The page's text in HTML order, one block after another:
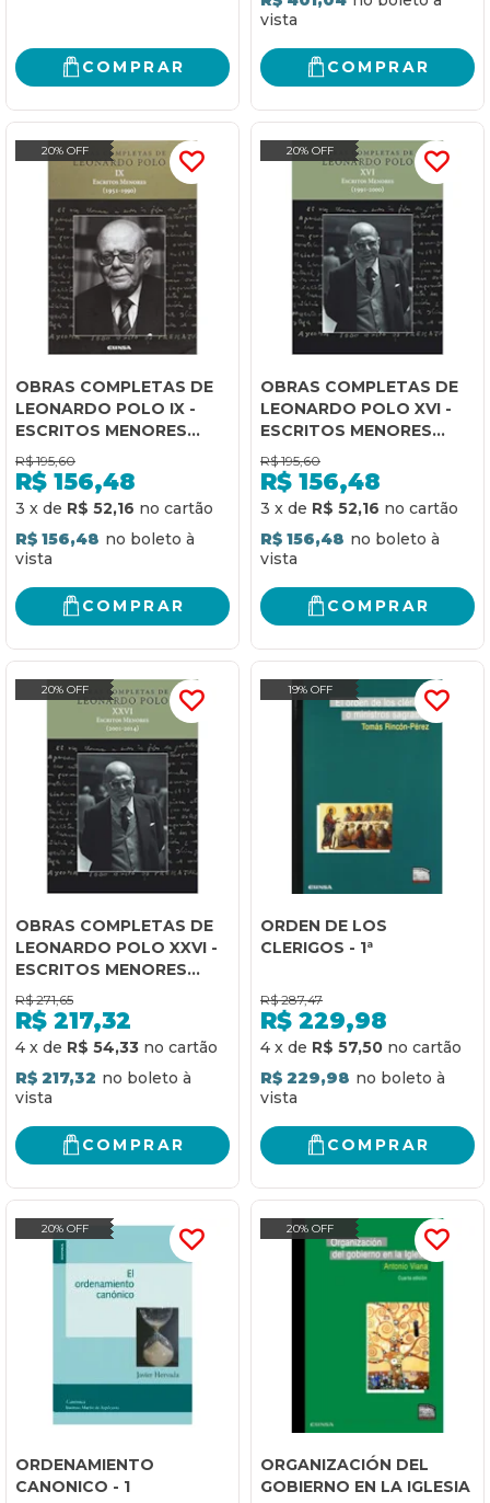
COMPRAR COMPRAR
20% OFF
OBRAS COMPLETAS DE
LEONARDO POLO IX -
ESCRITOS MENORES
(1951-1990)
R$ 195,60
R$ 156,48
3 x de R$ 52,16
R$ 156,48
COMPRAR
20% OFF
OBRAS COMPLETAS DE
LEONARDO POLO XVI -
ESCRITOS MENORES
(1991-2000)
R$ 195,60
R$ 156,48
3 x de R$ 52,16
R$ 156,48
COMPRAR
20% OFF
OBRAS COMPLETAS DE
LEONARDO POLO XXVI -
ESCRITOS MENORES
(2001-2014)
R$ 271,65
R$ 217,32
4 x de R$ 54,33
R$ 217,32
COMPRAR
19% OFF
ORDEN DE LOS
CLERIGOS - 1ª
R$ 287,47
R$ 229,98
4 x de R$ 57,50
R$ 229,98
COMPRAR
20% OFF
ORDENAMIENTO
CANONICO - 1
20% OFF
ORGANIZACIÓN DEL
GOBIERNO EN LA IGLESIA